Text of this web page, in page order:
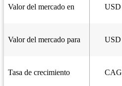
Valor del mercado en USD
Valor del mercado para USD
Tasa de crecimiento